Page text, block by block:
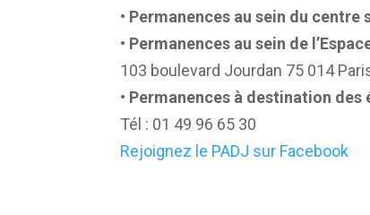
• Permanences au sein du
• Permanences au sein de
103 boulevard Jourdan 75 014
• Permanences à destination des
Tél : 01 49 96 65 30
Rejoignez le PADJ sur Facebook